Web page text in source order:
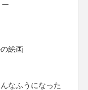
絵画
なふうになった